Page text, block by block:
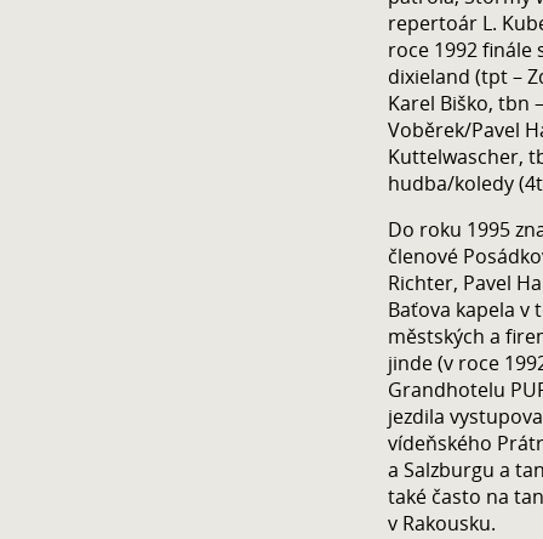
repertoár L.
roce 1992 finále
dixieland (tpt –
Karel Biško, tbn
Voběrek/Pavel
Kuttelwascher,
hudba/koledy
Do roku 1995
členové
Richter, Pavel
Baťova kapela v
městských a
jinde (v roce
Grandhotelu
jezdila
vídeňského
a Salzburgu a
také často na
v Rakousku.